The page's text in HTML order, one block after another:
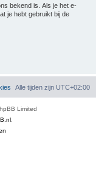
bekend is. Als je het e-
je hebt gebruikt bij de
Alle tijden zijn UTC+02:00
Limited